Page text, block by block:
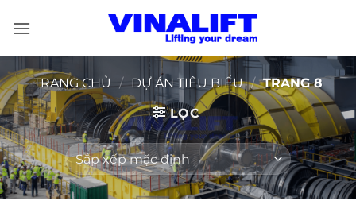
qua
dung
TRANG CHỦ / DỰ ÁN TIÊU BIỂU / TRANG 8
LỌC